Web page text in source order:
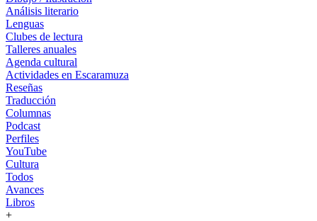
Análisis literario
Lenguas
Clubes de lectura
Talleres anuales
Agenda cultural
Actividades en Escaramuza
Reseñas
Traducción
Columnas
Podcast
Perfiles
YouTube
Cultura
Todos
Avances
Libros
+